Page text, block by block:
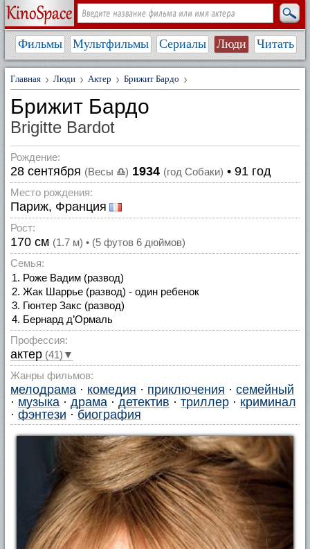
Фильмы Мультфильмы Сериалы Люди Читать
Главная Люди Актер Брижит Бардо
Брижит Бардо
Brigitte Bardot
Рождение:
28 сентября (Весы ♎) 1934 (год Собаки) • 91 год
Место рождения:
Париж, Франция
Рост:
170 см (1.7 м) • (5 футов 6 дюймов)
Семья:
Роже Вадим (развод)
Жак Шаррье (развод) - один ребенок
Гюнтер Закс (развод)
Бернард д’Ормаль
Профессия:
актер (41)▼
Жанры фильмов:
мелодрама · комедия · приключения · семейный
· музыка · драма · детектив · триллер · криминал
· фэнтези · биография